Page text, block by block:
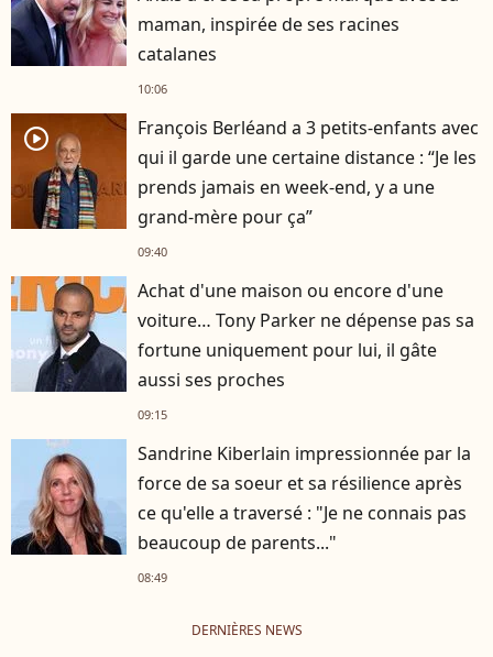
maman, inspirée de ses racines
catalanes
10:06
player2
François Berléand a 3 petits-enfants avec
qui il garde une certaine distance : “Je les
prends jamais en week-end, y a une
grand-mère pour ça”
09:40
Achat d'une maison ou encore d'une
voiture… Tony Parker ne dépense pas sa
fortune uniquement pour lui, il gâte
aussi ses proches
09:15
Sandrine Kiberlain impressionnée par la
force de sa soeur et sa résilience après
ce qu'elle a traversé : "Je ne connais pas
beaucoup de parents..."
08:49
DERNIÈRES NEWS